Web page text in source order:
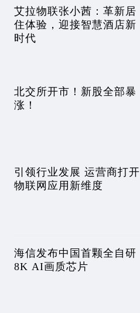
艾拉物联张小茜：革新居
住体验，迎接智慧酒店新
时代
北交所开市！新股全部暴
涨！
引领行业发展 运营商打开
物联网应用新维度
海信发布中国首颗全自研
8K AI画质芯片